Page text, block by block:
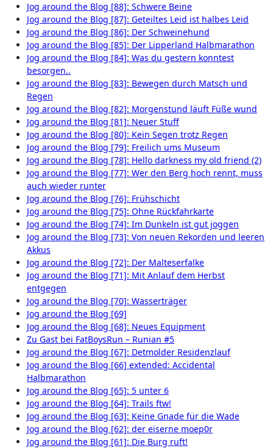
Jog around the Blog [88]: Schwere Beine
Jog around the Blog [87]: Geteiltes Leid ist halbes Leid
Jog around the Blog [86]: Der Schweinehund
Jog around the Blog [85]: Der Lipperland Halbmarathon
Jog around the Blog [84]: Was du gestern konntest
besorgen..
Jog around the Blog [83]: Bewegen durch Matsch und
Regen
Jog around the Blog [82]: Morgenstund läuft Füße wund
Jog around the Blog [81]: Neuer Stuff
Jog around the Blog [80]: Kein Segen trotz Regen
Jog around the Blog [79]: Freilich ums Museum
Jog around the Blog [78]: Hello darkness my old friend (2)
Jog around the Blog [77]: Wer den Berg hoch rennt, muss
auch wieder runter
Jog around the Blog [76]: Frühschicht
Jog around the Blog [75]: Ohne Rückfahrkarte
Jog around the Blog [74]: Im Dunkeln ist gut joggen
Jog around the Blog [73]: Von neuen Rekorden und leeren
Akkus
Jog around the Blog [72]: Der Malteserfalke
Jog around the Blog [71]: Mit Anlauf dem Herbst
entgegen
Jog around the Blog [70]: Wasserträger
Jog around the Blog [69]
Jog around the Blog [68]: Neues Equipment
Zu Gast bei FatBoysRun – Runian #5
Jog around the Blog [67]: Detmolder Residenzlauf
Jog around the Blog [66] extended: Accidental
Halbmarathon
Jog around the Blog [65]: 5 unter 6
Jog around the Blog [64]: Trails ftw!
Jog around the Blog [63]: Keine Gnade für die Wade
Jog around the Blog [62]: der eiserne moep0r
Jog around the Blog [61]: Die Burg ruft!